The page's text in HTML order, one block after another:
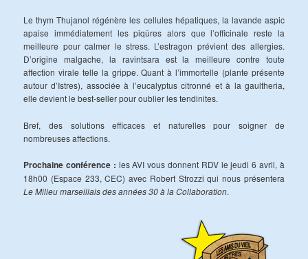
Le thym Thujanol régénère les cellules hépatiques, la lavande aspic
apaise immédiatement les piqûres alors que l’officinale reste la
meilleure pour calmer le stress. L’estragon prévient des allergies.
D’origine malgache, la ravintsara est la meilleure contre toute
affection virale telle la grippe. Quant à l’immortelle (plante présente
autour d’Istres), associée à l’eucalyptus citronné et à la gaultheria,
elle devient le best-seller pour oublier les tendinites.
Bref, des solutions efficaces et naturelles pour soigner de
nombreuses affections.
Prochaine conférence : les AVI vous donnent RDV le jeudi 6 avril, à
18h00 (Espace 233, CEC) avec Robert Strozzi qui nous présentera
Le Milieu marseillais des années 30 à la Collaboration.